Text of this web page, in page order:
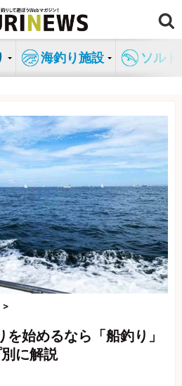
海釣り施設 ソル
>
を始めるなら「船釣り」
に解説